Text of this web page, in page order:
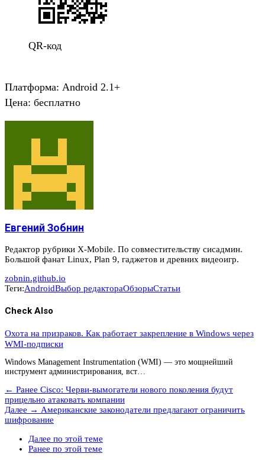
QR-код
Платформа: Android 2.1+
Цена: бесплатно
Евгений Зобнин
Редактор рубрики X-Mobile. По совместительству сисадмин.
Большой фанат Linux, Plan 9, гаджетов и древних видеоигр.
zobnin.github.io
Теги:AndroidВыбор редактораОбзорыСтатьи
Check Also
Охота на призраков. Как работает закрепление в Windows через
WMI-подписки
Windows Management Instrumentation (WMI) — это мощнейший
инструмент администрирования, вст…
← Ранее Cisco: Черви-вымогатели нового поколения будут
прицельно атаковать компании
Далее → Американские законодатели предлагают ограничить
шифрование
Далее по этой теме
Ранее по этой теме